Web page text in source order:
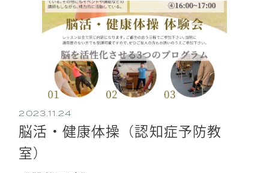
2023.11.24
脳活・健康体操（認知症予防教
室）